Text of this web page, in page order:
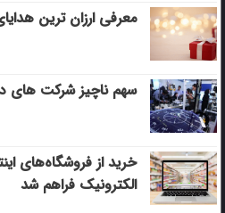
معرفی ارزان ترین
سهم ناچیز شرکت های
خرید از فروشگاه‌های
الکترونیک فراهم شد